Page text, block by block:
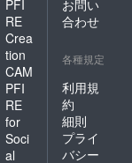
PFI
RE
Crea
tion
CAM
PFI
RE
for
Soci
al
お問い
合わせ
各種規定
利用規
約
細則
プライ
バシー